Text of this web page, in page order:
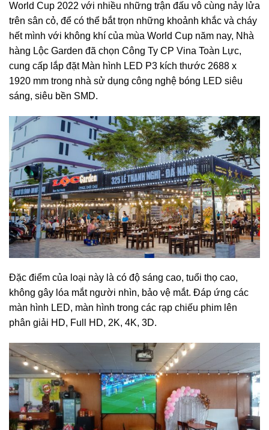
World Cup 2022 với nhiều những trận đấu vô cùng nảy lửa
trên sân cỏ, để có thể bắt trọn những khoảnh khắc và cháy
hết mình với không khí của mùa World Cup năm nay, Nhà
hàng Lộc Garden đã chọn Công Ty CP Vina Toàn Lực,
cung cấp lắp đặt Màn hình LED P3 kích thước 2688 x
1920 mm trong nhà sử dụng công nghệ bóng LED siêu
sáng, siêu bền SMD.
Đặc điểm của loại này là có độ sáng cao, tuổi thọ cao,
không gây lóa mắt người nhìn, bảo vệ mắt. Đáp ứng các
màn hình LED, màn hình trong các rạp chiếu phim lên
phân giải HD, Full HD, 2K, 4K, 3D.